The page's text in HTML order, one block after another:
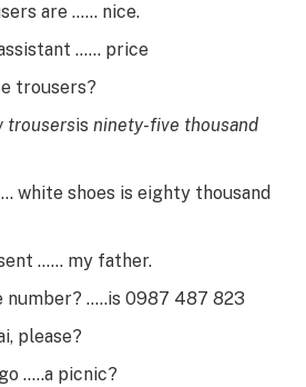
are …… nice.
…… price
trousers?
trousersis ninety-five thousand
white shoes is eighty thousand
…… my father.
number? …..is 0987 487 823
please?
…..a picnic?